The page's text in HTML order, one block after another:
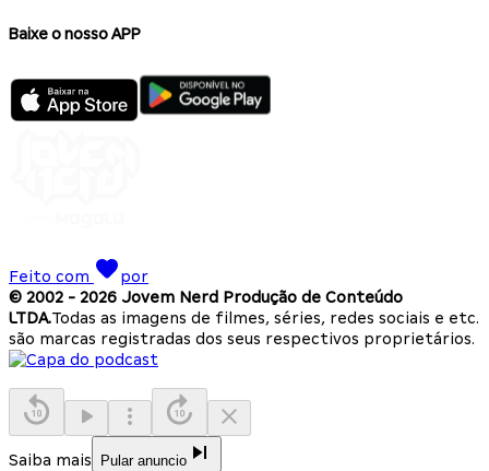
Baixe o nosso APP
Feito com
por
© 2002 - 2026 Jovem Nerd Produção de Conteúdo
LTDA.Todas as imagens de filmes, séries, redes sociais e etc.
são marcas registradas dos seus respectivos proprietários.
Saiba mais Pular anuncio